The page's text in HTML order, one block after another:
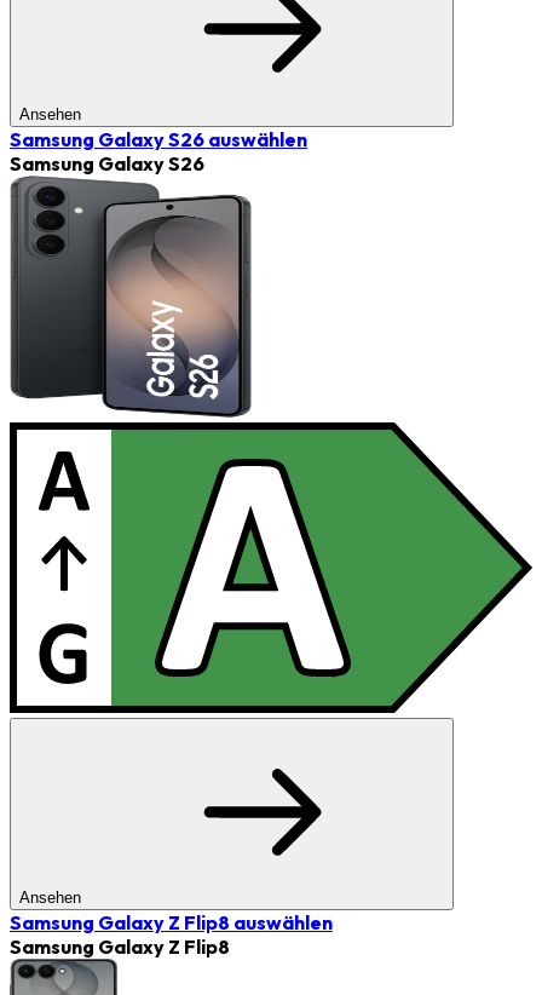
Ansehen
Samsung Galaxy S26 auswählen
Samsung Galaxy S26
Ansehen
Samsung Galaxy Z Flip8 auswählen
Samsung Galaxy Z Flip8